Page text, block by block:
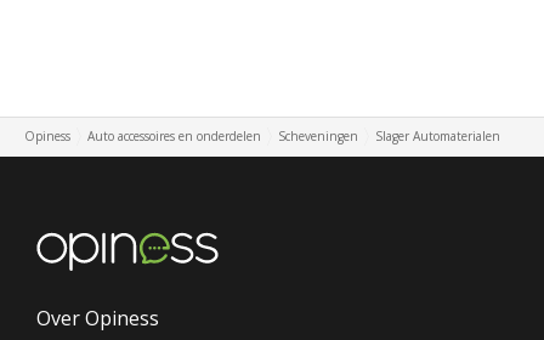
Opiness Auto accessoires en onderdelen Scheveningen Slager Automaterialen
Over Opiness